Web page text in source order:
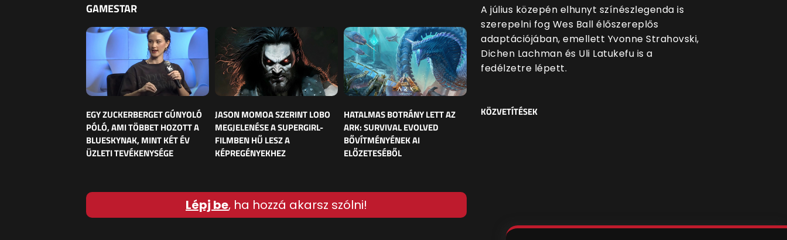
GAMESTAR
EGY ZUCKERBERGET GÚNYOLÓ
PÓLÓ, AMI TÖBBET HOZOTT A
BLUESKYNAK, MINT KÉT ÉV
ÜZLETI TEVÉKENYSÉGE
JASON MOMOA SZERINT LOBO
MEGJELENÉSE A SUPERGIRL-
FILMBEN HŰ LESZ A
KÉPREGÉNYEKHEZ
HATALMAS BOTRÁNY LETT AZ
ARK: SURVIVAL EVOLVED
BŐVÍTMÉNYÉNEK AI
ELŐZETESÉBŐL
Lépj be, ha hozzá akarsz szólni!
A július közepén elhunyt színészlegenda is
szerepelni fog Wes Ball élőszereplős
adaptációjában, emellett Yvonne Strahovski,
Dichen Lachman és Uli Latukefu is a
fedélzetre lépett.
KÖZVETÍTÉSEK